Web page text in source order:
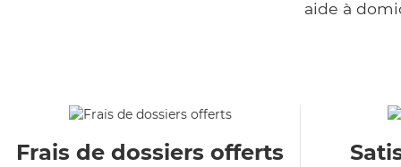
aide à
Frais de dossiers offerts